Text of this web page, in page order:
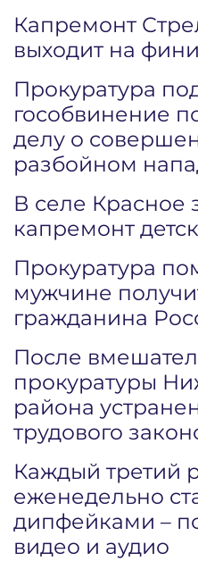
Капремонт
выходит на
Прокуратура
гособвинение
делу о
разбойном
В селе Красное
капремонт
Прокуратура
мужчине
гражданина
После
прокуратуры
района
трудового
Каждый третий
еженедельно
дипфейками –
видео и аудио